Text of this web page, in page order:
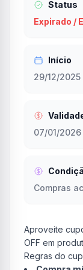
Status
Expirado /
Início
29/12/
07/01/2026
Compras
Aproveite
OFF em
Regras do